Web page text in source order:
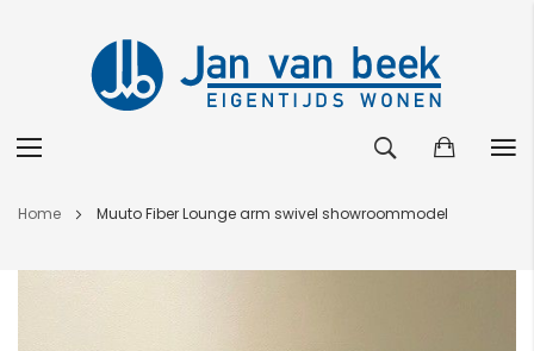
Ga
de
Home Muuto Fiber Lounge arm swivel showroommodel